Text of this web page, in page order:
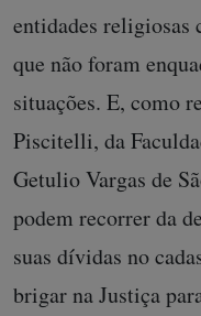
entidades religiosas
que não foram
situações. E, como
Piscitelli, da
Getulio Vargas de
podem recorrer da
suas dívidas no
brigar na Justiça